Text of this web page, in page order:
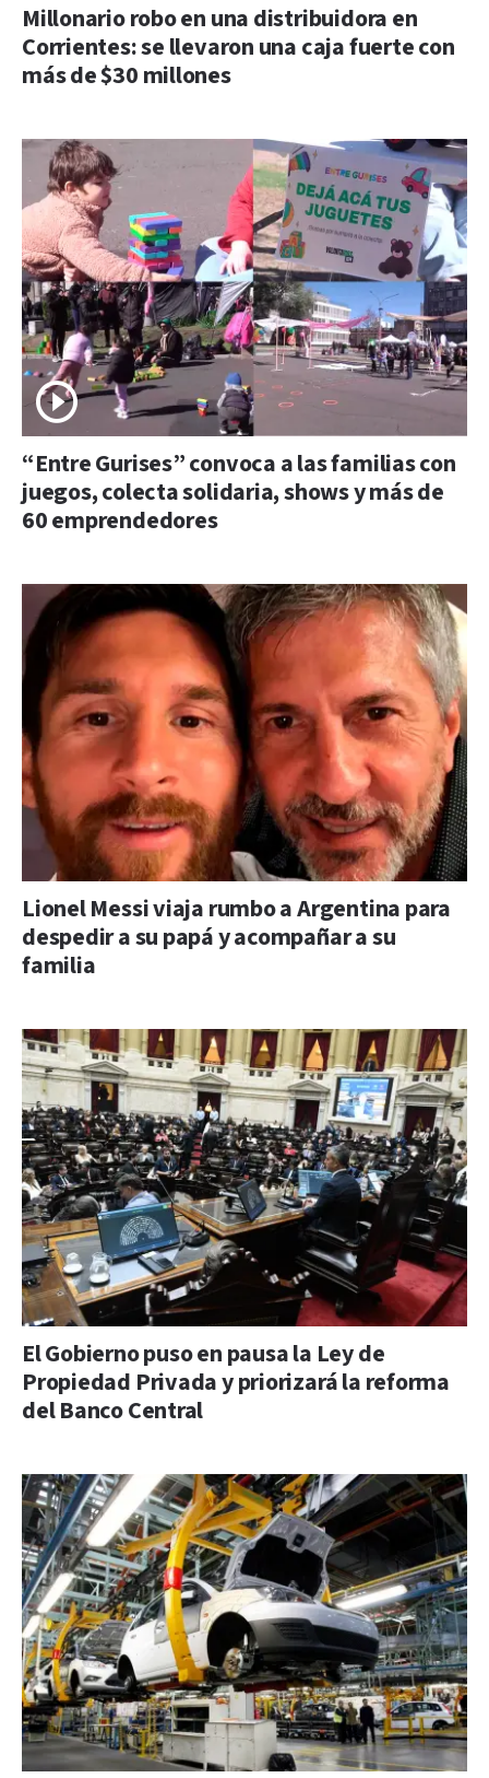
Millonario robo en una distribuidora en
Corrientes: se llevaron una caja fuerte con
más de $30 millones
“Entre Gurises” convoca a las familias con
juegos, colecta solidaria, shows y más de
60 emprendedores
Lionel Messi viaja rumbo a Argentina para
despedir a su papá y acompañar a su
familia
El Gobierno puso en pausa la Ley de
Propiedad Privada y priorizará la reforma
del Banco Central